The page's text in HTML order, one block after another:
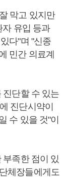
막고 있지만
자 유입 등과
다"며 "신종
민간 의료계
진단할 수 있는
진단시약이
수 있을 것"이
부족한 점이 있
체장들에게도